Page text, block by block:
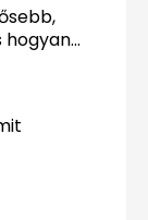
hogyan